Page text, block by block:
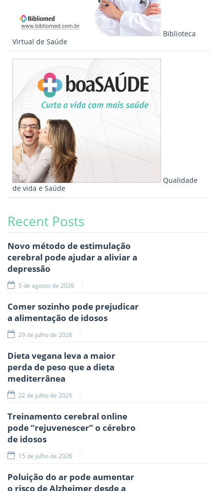
Biblioteca
Virtual de Saúde
Qualidade
de vida e Saúde
Recent Posts
Novo método de estimulação
cerebral pode ajudar a aliviar a
depressão
5 de agosto de 2026
Comer sozinho pode prejudicar
a alimentação de idosos
29 de julho de 2026
Dieta vegana leva a maior
perda de peso que a dieta
mediterrânea
22 de julho de 2026
Treinamento cerebral online
pode “rejuvenescer” o cérebro
de idosos
15 de julho de 2026
Poluição do ar pode aumentar
o risco de Alzheimer desde a